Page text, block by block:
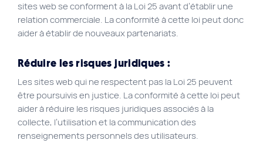
sites web se conforment à la Loi 25 avant d’établir une
relation commerciale. La conformité à cette loi peut donc
aider à établir de nouveaux partenariats.
Réduire les risques juridiques :
Les sites web qui ne respectent pas la Loi 25 peuvent
être poursuivis en justice. La conformité à cette loi peut
aider à réduire les risques juridiques associés à la
collecte, l’utilisation et la communication des
renseignements personnels des utilisateurs.